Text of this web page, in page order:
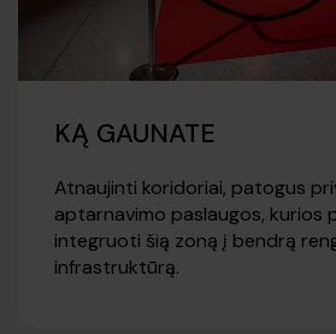
KĄ GAUNATE
Atnaujinti koridoriai, patogus
aptarnavimo paslaugos, kurios
integruoti šią zoną į bendrą
infrastruktūrą.